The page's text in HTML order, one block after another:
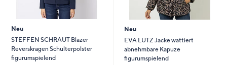
Neu
STEFFEN SCHRAUT Blazer
Reverskragen Schulterpolster
figurumspielend
Neu
EVA LUTZ Jacke wattiert
abnehmbare Kapuze
figurumspielend